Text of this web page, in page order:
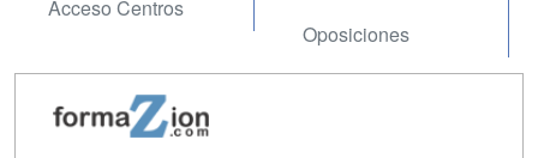
Acceso Centros
Oposiciones
Contactar